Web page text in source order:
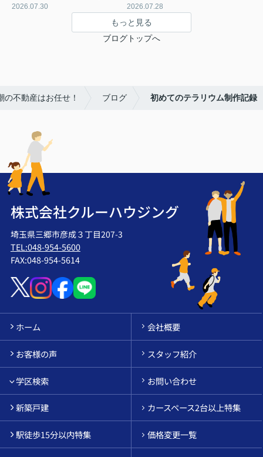
2026.07.30 2026.07.28
もっと見る
ブログトップへ
不動産はお任せ！ ブログ 初めてのテラリウム制作記録
株式会社クルーハウジング
埼玉県三郷市彦成３丁目207-3
TEL:048-954-5600
FAX:048-954-5614
ホーム 会社概要
お客様の声 スタッフ紹介
学区検索 お問い合わせ
新築戸建 カースペース2台以上特集
駅徒歩15分以内特集 価格変更一覧